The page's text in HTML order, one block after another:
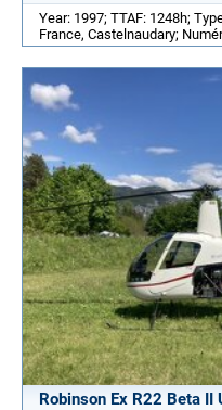
Year: 1997; TTAF: 1248h;
France, Castelnaudary;
Robinson Ex R22 Beta II